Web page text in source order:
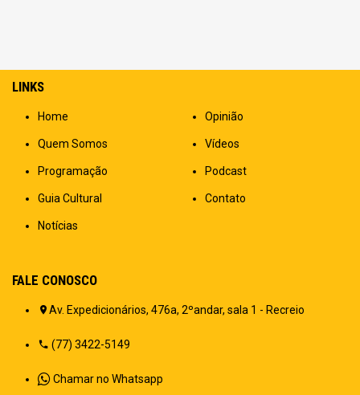
LINKS
Home
Quem Somos
Programação
Guia Cultural
Notícias
Opinião
Vídeos
Podcast
Contato
FALE CONOSCO
Av. Expedicionários, 476a, 2ºandar, sala 1 - Recreio
(77) 3422-5149
Chamar no Whatsapp